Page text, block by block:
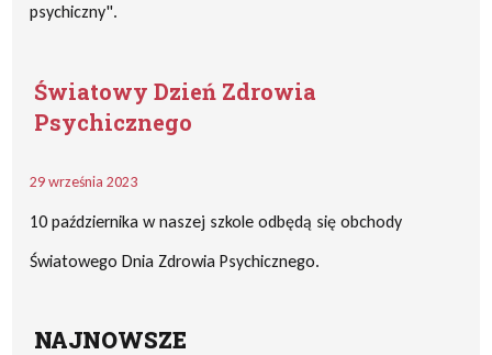
psychiczny".
Światowy Dzień Zdrowia
Psychicznego
29 września 2023
10 października w naszej szkole odbędą się obchody
Światowego Dnia Zdrowia Psychicznego.
NAJNOWSZE